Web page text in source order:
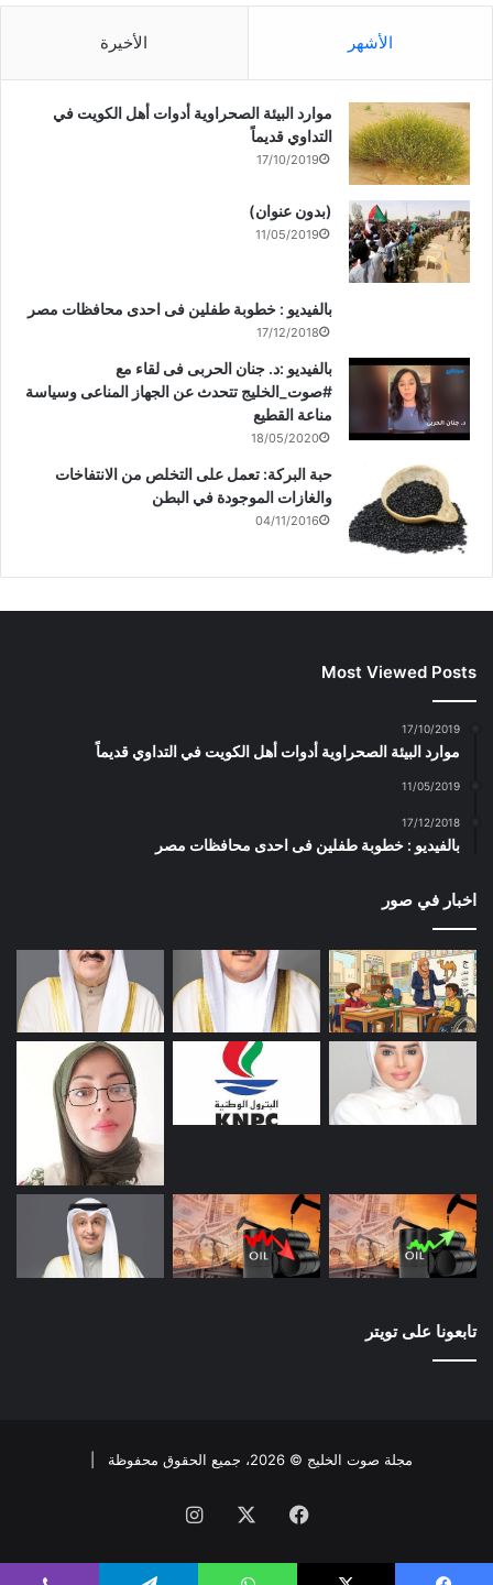
الأشهر الأخيرة
موارد البيئة الصحراوية أدوات أهل الكويت في
التداوي قديماً
17/10/2019
(بدون عنوان)
11/05/2019
بالفيديو : خطوبة طفلين فى احدى محافظات مصر
17/12/2018
بالفيديو :د. جنان الحربى فى لقاء مع
#صوت_الخليج تتحدث عن الجهاز المناعى وسياسة
مناعة القطيع
18/05/2020
حبة البركة: تعمل على التخلص من الانتفاخات
والغازات الموجودة في البطن
04/11/2016
Most Viewed Posts
17/10/2019
موارد البيئة الصحراوية أدوات أهل الكويت في التداوي قديماً
11/05/2019
17/12/2018
بالفيديو : خطوبة طفلين فى احدى محافظات مصر
اخبار في صور
تابعونا على تويتر
مجلة صوت الخليج © 2026، جميع الحقوق محفوظة |
فيسبوك انستقرام